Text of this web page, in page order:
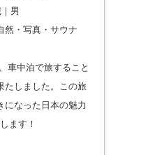
男
然・写真・サウナ
車中泊で旅すること
たしました。この旅
になった日本の魅力
ます！